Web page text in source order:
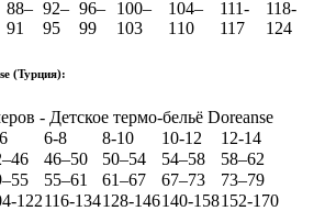
88–
91
92–
95
96–
99
100–
103
104–
110
111-
117
118-
124
(Турция):
6-8 8-10 10-12
12-14
46–50 50–54 54–58
58–62
55–61 61–67 67–73
73–79
122116-134128-146140-158152-170